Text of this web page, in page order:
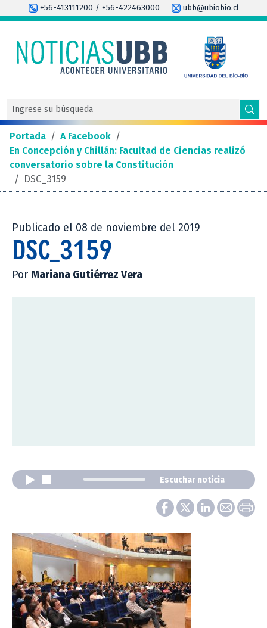
+56-413111200 / +56-422463000 ubb@ubiobio.cl
Portada / A Facebook /
En Concepción y Chillán: Facultad de Ciencias realizó
conversatorio sobre la Constitución
/ DSC_3159
Publicado el 08 de noviembre del 2019
DSC_3159
Por Mariana Gutiérrez Vera
Escuchar noticia